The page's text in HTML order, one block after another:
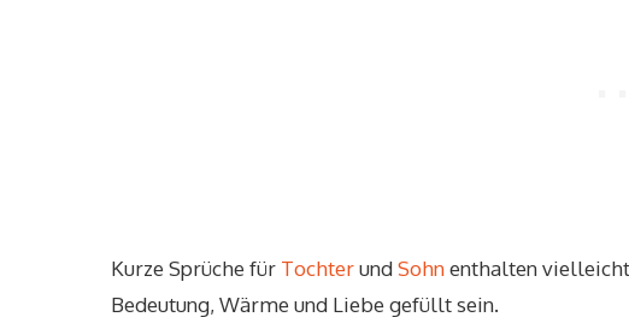
Kurze Sprüche für TochterundSohnenthalten
Bedeutung, Wärme und Liebe gefüllt sein.